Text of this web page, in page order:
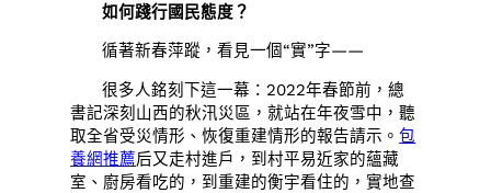
如何踐行國民態度？
循著新春萍蹤，看見一個“實”字——
很多人銘刻下這一幕：2022年春節前，總
書記深刻山西的秋汛災區，就站在年夜雪中，聽
取全省受災情形、恢復重建情形的報告請示。包
養網推薦后又走村進戶，到村平易近家的蘊藏
室、廚房看吃的，到重建的衡宇看住的，實地查